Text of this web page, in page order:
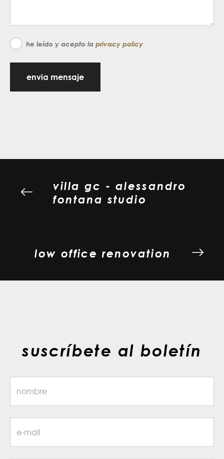
he leído y acepto la privacy policy
envia mensaje
villa gc - alessandro
fontana studio
low office renovation
suscríbete al boletín